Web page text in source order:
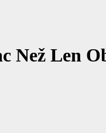
Než Len